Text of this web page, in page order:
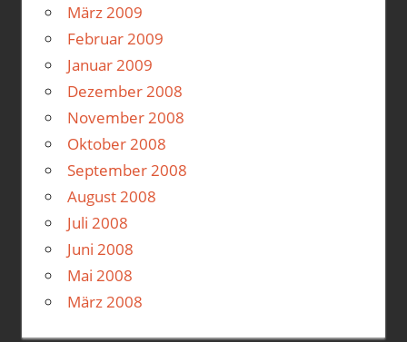
März 2009
Februar 2009
Januar 2009
Dezember 2008
November 2008
Oktober 2008
September 2008
August 2008
Juli 2008
Juni 2008
Mai 2008
März 2008